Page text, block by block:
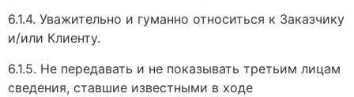
6.1.4. Уважительно и гуманно относиться к Заказчику
и/или Клиенту.
6.1.5. Не передавать и не показывать третьим лицам
сведения, ставшие известными в ходе